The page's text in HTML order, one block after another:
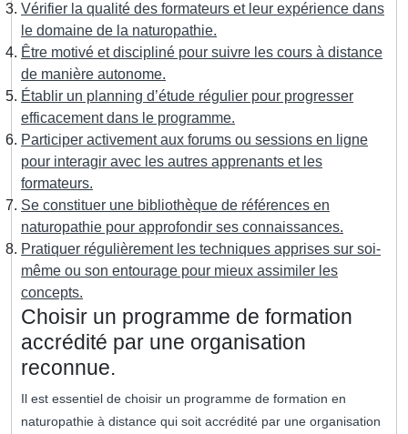
Vérifier la qualité des formateurs et leur expérience dans
le domaine de la naturopathie.
Être motivé et discipliné pour suivre les cours à distance
de manière autonome.
Établir un planning d’étude régulier pour progresser
efficacement dans le programme.
Participer activement aux forums ou sessions en ligne
pour interagir avec les autres apprenants et les
formateurs.
Se constituer une bibliothèque de références en
naturopathie pour approfondir ses connaissances.
Pratiquer régulièrement les techniques apprises sur soi-
même ou son entourage pour mieux assimiler les
concepts.
Choisir un programme de formation
accrédité par une organisation
reconnue.
Il est essentiel de choisir un programme de formation en
naturopathie à distance qui soit accrédité par une organisation